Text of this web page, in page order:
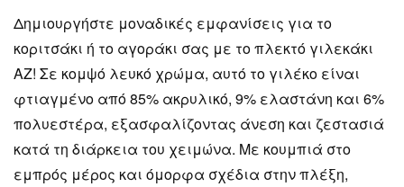
Δημιουργήστε μοναδικές εμφανίσεις για το
κοριτσάκι ή το αγοράκι σας με το πλεκτό γιλεκάκι
ΑΖ! Σε κομψό λευκό χρώμα, αυτό το γιλέκο είναι
φτιαγμένο από 85% ακρυλικό, 9% ελαστάνη και 6%
πολυεστέρα, εξασφαλίζοντας άνεση και ζεστασιά
κατά τη διάρκεια του χειμώνα. Με κουμπιά στο
εμπρός μέρος και όμορφα σχέδια στην πλέξη,